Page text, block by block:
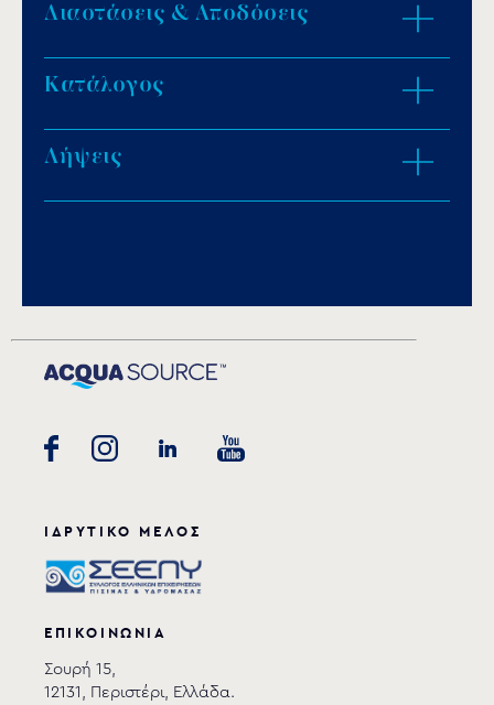
Διαστάσεις & Αποδόσεις
AGI-118
AGI-119
Κατάλογος
Λήψεις
instructions
download
ΙΔΡΥΤΙΚΟ ΜΕΛΟΣ
ΕΠΙΚΟΙΝΩΝΙΑ
Σουρή 15,
12131, Περιστέρι, Ελλάδα.